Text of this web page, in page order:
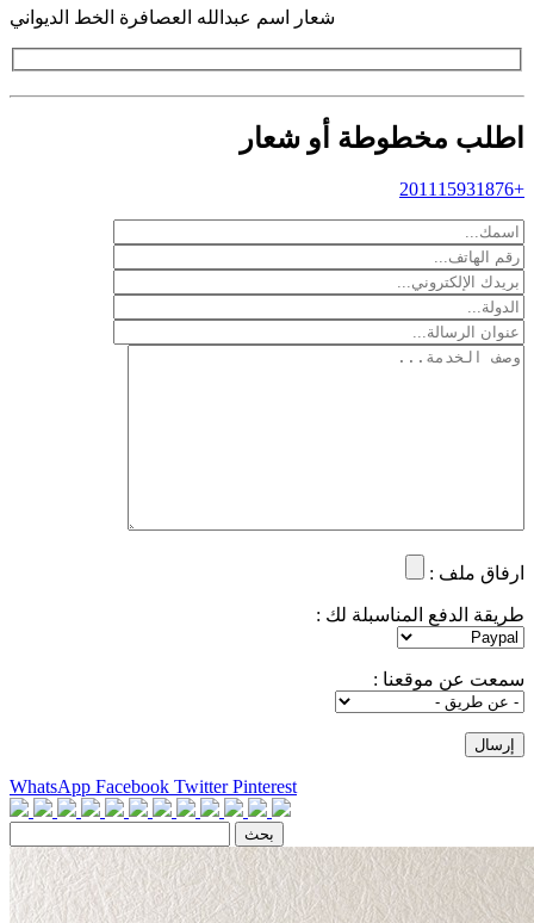
شعار اسم عبدالله العصافرة الخط الديواني
اطلب مخطوطة أو شعار
+201115931876
ارفاق ملف :
طريقة الدفع المناسبلة لك :
سمعت عن موقعنا :
WhatsApp Facebook TwitterPinterest